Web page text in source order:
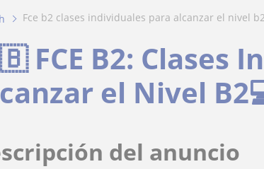
fce b2 clases individuales para alcanzar el nivel b2
FCE B2: Clases
el Nivel
del anuncio